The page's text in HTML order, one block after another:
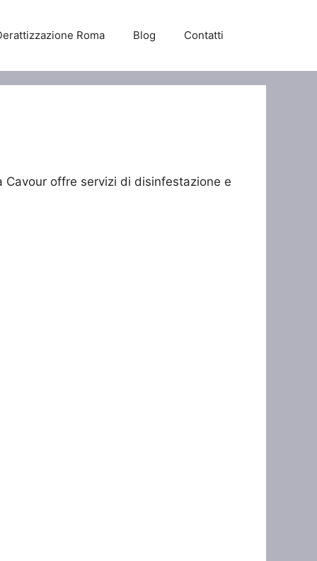
Roma Blog Contatti
offre servizi di disinfestazione e